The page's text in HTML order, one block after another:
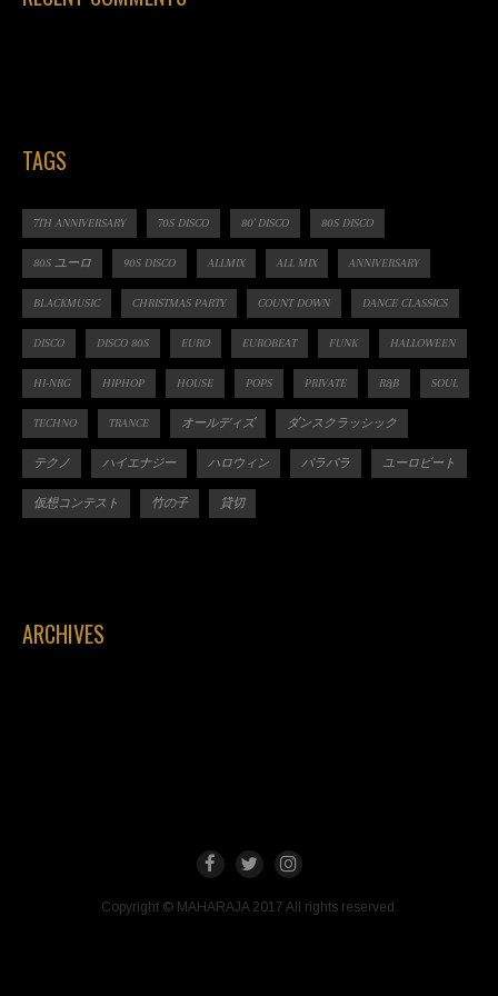
TAGS
7TH ANNIVERSARY 70S DISCO 80' DISCO 80S DISCO
80S ユーロ 90S DISCO ALLMIX ALL MIX ANNIVERSARY
BLACKMUSIC CHRISTMAS PARTY COUNT DOWN DANCE CLASSICS
DISCO DISCO 80S EURO EUROBEAT FUNK HALLOWEEN
HI-NRG HIPHOP HOUSE POPS PRIVATE R&B SOUL
TECHNO TRANCE オールディズ ダンスクラッシック
テクノ ハイエナジー ハロウィン パラパラ ユーロビート
仮想コンテスト 竹の子 貸切
ARCHIVES
Copyright © MAHARAJA 2017 All rights reserved.